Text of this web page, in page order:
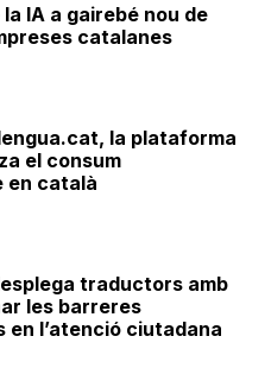
la IA a gairebé nou de
catalanes
la plataforma
el consum
en català
traductors amb
les barreres
en l’atenció ciutadana